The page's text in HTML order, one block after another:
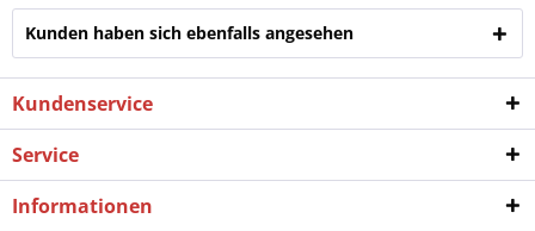
Kunden haben sich ebenfalls angesehen
Kundenservice
Service
Informationen